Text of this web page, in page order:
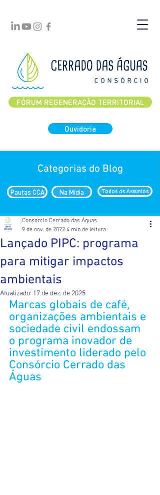
FÓRUM REGENERAÇÃO TERRITORIAL
Ouvidoria
Categorias do Blog
Pautas CCA Na Mídia Todos os Assuntos
Lançado PIPC: programa
para mitigar impactos
ambientais
Consorcio Cerrado das Águas
9 de nov. de 2022 4 min de leitura
Atualizado: 17 de dez. de 2025
Marcas globais de café,
organizações ambientais e
sociedade civil endossam
o programa inovador de
investimento liderado pelo
Consórcio Cerrado das
Águas